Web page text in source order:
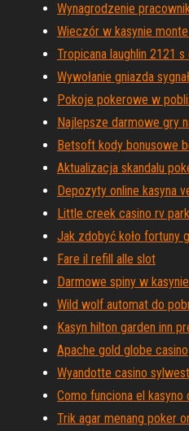
Wynagrodzenie
Wieczór w kasynie
Tropicana laughlin 2121
Wywołanie gniazda
Pokoje pokerowe w
Najlepsze darmowe gry
Betsoft kody bonusowe
Aktualizacja skandalu
Depozyty online kasyna
Little creek casino rv park
Jak zdobyć koło fortuny
Fare il refill alle slot
Darmowe spiny w
Wild wolf automat do
Kasyn hilton garden inn
Apache gold globe casino
Wyandotte casino
Como funciona el kasyno
Trik agar menang poker